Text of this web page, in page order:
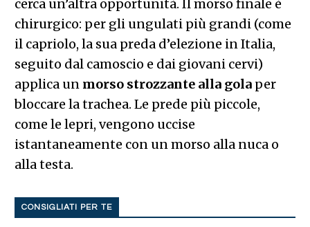
bloccare la trachea. Le prede più piccole,
come le lepri, vengono uccise
istantaneamente con un morso alla nuca o
alla testa.
CONSIGLIATI PER TE